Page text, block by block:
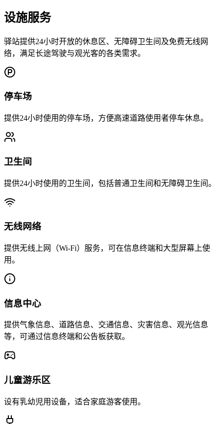
设施服务
驿站提供24小时开放的休息区、无障碍卫生间及免费无线网
络，满足长途驾驶与观光客的各类需求。
停车场
提供24小时使用的停车场，方便高速道路使用者停车休息。
卫生间
提供24小时使用的卫生间，包括普通卫生间和无障碍卫生间。
无线网络
提供无线上网（Wi-Fi）服务，可在信息终端和大型屏幕上使
用。
信息中心
提供气象信息、道路信息、交通信息、灾害信息、观光信息
等，可通过信息终端和公告板获取。
儿童游乐区
设有乳幼児用设备，适合家庭游客使用。